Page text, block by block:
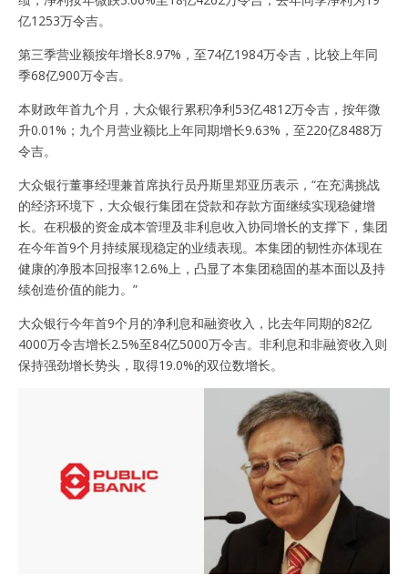
亿1253万令吉。
第三季营业额按年增长8.97%，至74亿1984万令吉，比较上年同
季68亿900万令吉。
本财政年首九个月，大众银行累积净利53亿4812万令吉，按年微
升0.01%；九个月营业额比上年同期增长9.63%，至220亿8488万
令吉。
大众银行董事经理兼首席执行员丹斯里郑亚历表示，“在充满挑战
的经济环境下，大众银行集团在贷款和存款方面继续实现稳健增
长。在积极的资金成本管理及非利息收入协同增长的支撑下，集团
在今年首9个月持续展现稳定的业绩表现。本集团的韧性亦体现在
健康的净股本回报率12.6%上，凸显了本集团稳固的基本面以及持
续创造价值的能力。”
大众银行今年首9个月的净利息和融资收入，比去年同期的82亿
4000万令吉增长2.5%至84亿5000万令吉。非利息和非融资收入则
保持强劲增长势头，取得19.0%的双位数增长。